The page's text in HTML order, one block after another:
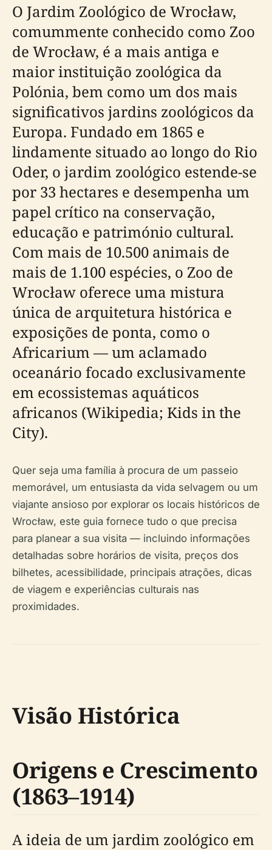
O Jardim Zoológico de Wrocław,
comummente conhecido como Zoo
de Wrocław, é a mais antiga e
maior instituição zoológica da
Polónia, bem como um dos mais
significativos jardins zoológicos da
Europa. Fundado em 1865 e
lindamente situado ao longo do Rio
Oder, o jardim zoológico estende-se
por 33 hectares e desempenha um
papel crítico na conservação,
educação e património cultural.
Com mais de 10.500 animais de
mais de 1.100 espécies, o Zoo de
Wrocław oferece uma mistura
única de arquitetura histórica e
exposições de ponta, como o
Africarium — um aclamado
oceanário focado exclusivamente
em ecossistemas aquáticos
africanos (Wikipedia; Kids in the
City).
Quer seja uma família à procura de um passeio
memorável, um entusiasta da vida selvagem ou um
viajante ansioso por explorar os locais históricos de
Wrocław, este guia fornece tudo o que precisa
para planear a sua visita — incluindo informações
detalhadas sobre horários de visita, preços dos
bilhetes, acessibilidade, principais atrações, dicas
de viagem e experiências culturais nas
proximidades.
Visão Histórica
Origens e Crescimento
(1863–1914)
A ideia de um jardim zoológico em